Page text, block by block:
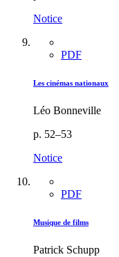
Notice
PDF
Les cinémas nationaux
Léo Bonneville
p. 52–53
Notice
PDF
Musique de films
Patrick Schupp